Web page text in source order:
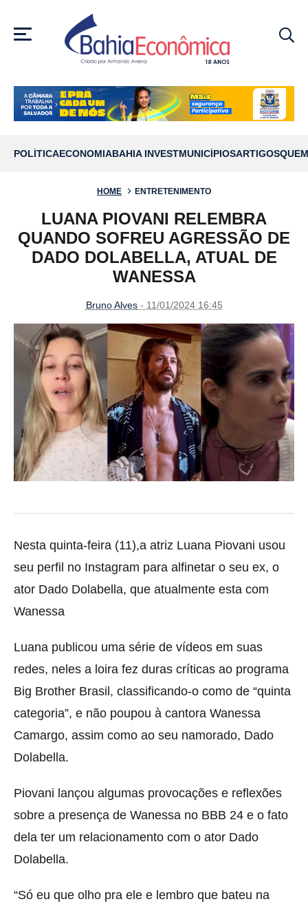
MENU
POLÍTICAECONOMIABAHIA INVESTMUNICÍPIOSARTIGOS
HOME ENTRETENIMENTO
LUANA PIOVANI RELEMBRA
QUANDO SOFREU AGRESSÃO DE
DADO DOLABELLA, ATUAL DE
WANESSA
Bruno Alves- 11/01/2024 16:45
Nesta quinta-feira (11),a atriz Luana Piovani usou
seu perfil no Instagram para alfinetar o seu ex, o
ator Dado Dolabella, que atualmente esta com
Wanessa
Luana publicou uma série de vídeos em suas
redes, neles a loira fez duras críticas ao programa
Big Brother Brasil, classificando-o como de “quinta
categoria”, e não poupou à cantora Wanessa
Camargo, assim como ao seu namorado, Dado
Dolabella.
Piovani lançou algumas provocações e reflexões
sobre a presença de Wanessa no BBB 24 e o fato
dela ter um relacionamento com o ator Dado
Dolabella.
“Só eu que olho pra ele e lembro que bateu na